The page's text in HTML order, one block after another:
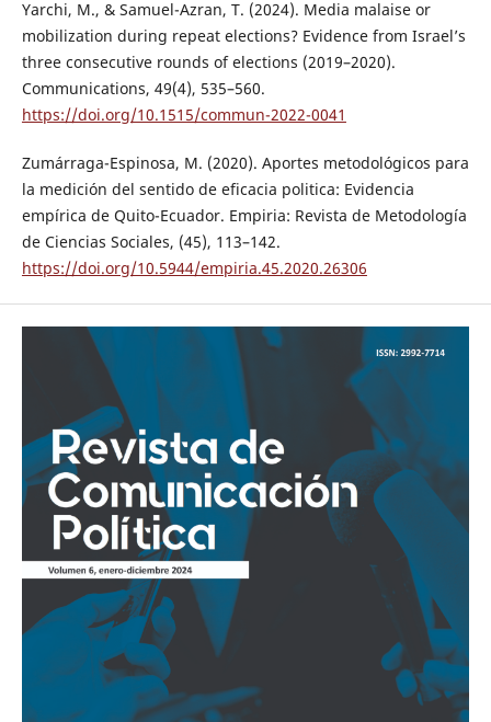
Yarchi, M., & Samuel-Azran, T. (2024). Media malaise or
mobilization during repeat elections? Evidence from Israel’s
three consecutive rounds of elections (2019–2020).
Communications, 49(4), 535–560.
https://doi.org/10.1515/commun-2022-0041
Zumárraga-Espinosa, M. (2020). Aportes metodológicos para
la medición del sentido de eficacia politica: Evidencia
empírica de Quito-Ecuador. Empiria: Revista de Metodología
de Ciencias Sociales, (45), 113–142.
https://doi.org/10.5944/empiria.45.2020.26306